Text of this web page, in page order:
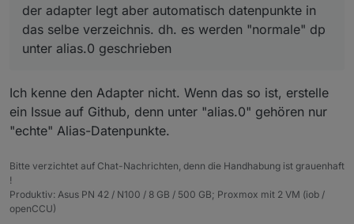
verzeichnis. dh. es werden "normale" dp unter
alias.0 geschrieben
der adapter legt aber automatisch datenpunkte in
das selbe verzeichnis. dh. es werden "normale" dp
unter alias.0 geschrieben
Ich kenne den Adapter nicht. Wenn das so ist, erstelle
ein Issue auf Github, denn unter "alias.0" gehören nur
"echte" Alias-Datenpunkte.
Bitte verzichtet auf Chat-Nachrichten, denn die Handhabung ist grauenhaft
!
Produktiv: Asus PN 42 / N100 / 8 GB / 500 GB; Proxmox mit 2 VM (iob /
openCCU)